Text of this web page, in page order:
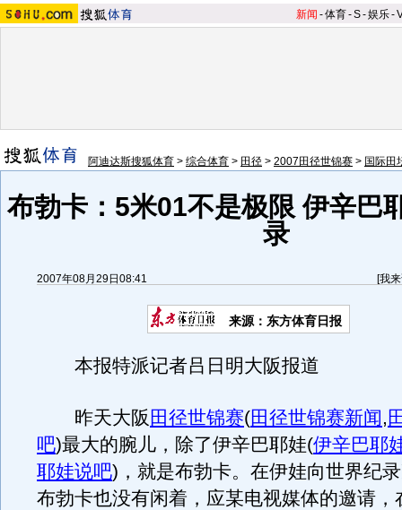
新闻 -体育-S-娱乐-
阿迪达斯搜狐体育 > 综合体育 > 田径 > 2007田径世锦赛 > 国际田
布勃卡：5米01不是极限 伊辛巴
录
2007年08月29日08:41 [我
来源：东方体育日报
本报特派记者吕日明大阪报道
昨天大阪 田径世锦赛(田径世锦赛新闻,
吧)最大的腕儿，除了伊辛巴耶娃(伊辛巴耶
耶娃说吧) ，就是布勃卡。在伊娃向世界纪
布勃卡也没有闲着，应某电视媒体的邀请，